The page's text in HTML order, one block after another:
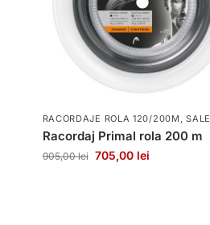
RACORDAJE ROLA 120/200M ,SALE
Racordaj Primal rola 200 m
905,00lei 705,00 lei